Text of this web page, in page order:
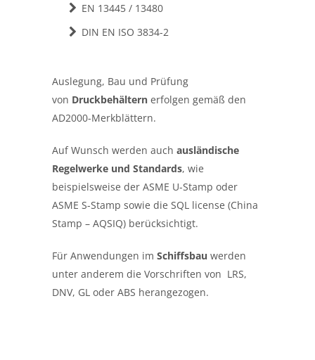
EN 13445 / 13480
DIN EN ISO 3834-2
Auslegung, Bau und Prüfung
von Druckbehältern erfolgen gemäß den
AD2000-Merkblättern.
Auf Wunsch werden auch ausländische
Regelwerke und Standards, wie
beispielsweise der ASME U-Stamp oder
ASME S-Stamp sowie die SQL license (China
Stamp – AQSIQ) berücksichtigt.
Für Anwendungen im Schiffsbau werden
unter anderem die Vorschriften von LRS,
DNV, GL oder ABS herangezogen.